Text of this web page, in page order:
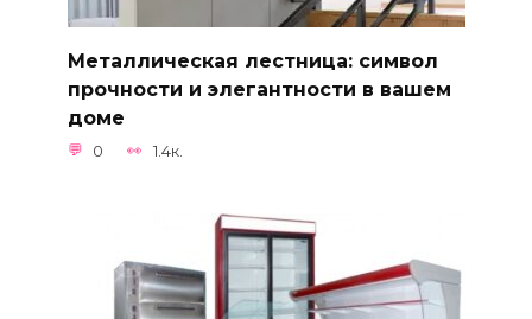
Металлическая лестница: символ
прочности и элегантности в вашем
доме
0 1.4к.